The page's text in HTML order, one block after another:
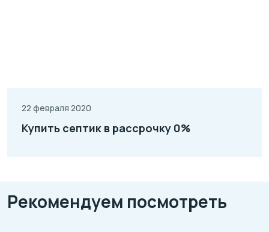
22 февраля 2020
Купить септик в рассрочку 0%
Рекомендуем посмотреть